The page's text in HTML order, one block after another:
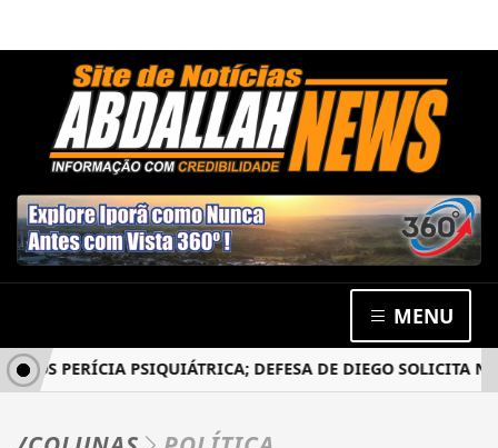
MENU
PERÍCIA PSIQUIÁTRICA; DEFESA DE DIEGO SOLICITA